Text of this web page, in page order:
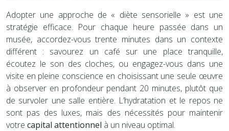
Adopter une approche de « diète sensorielle » est une
stratégie efficace. Pour chaque heure passée dans un
musée, accordez-vous trente minutes dans un contexte
différent : savourez un café sur une place tranquille,
écoutez le son des cloches, ou engagez-vous dans une
visite en pleine conscience en choisissant une seule œuvre
à observer en profondeur pendant 20 minutes, plutôt que
de survoler une salle entière. L’hydratation et le repos ne
sont pas des luxes, mais des nécessités pour maintenir
votre capital attentionnel à un niveau optimal.